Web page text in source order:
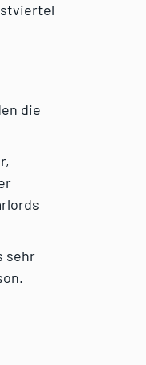
die
sehr